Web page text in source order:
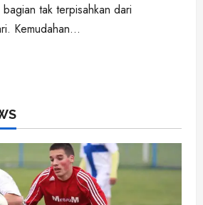
tak terpisahkan dari
Kemudahan...